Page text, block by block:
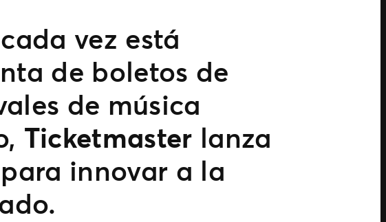
cada vez está
de boletos de
de música
Ticketmaster lanza
innovar a la